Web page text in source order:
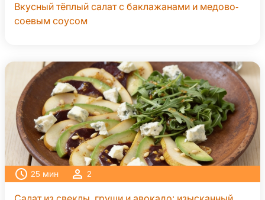
Вкусный тёплый салат с баклажанами и медово-
соевым соусом
25 мин 2